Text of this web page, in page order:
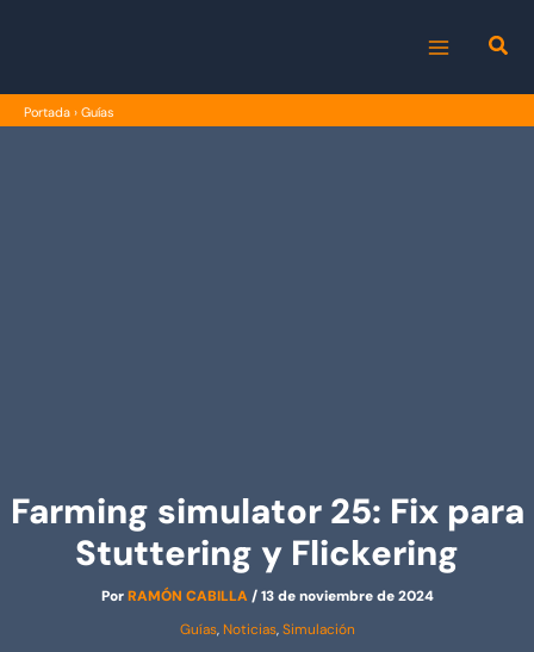
MENU
Portada › Guías
Farming simulator 25: Fix para
Stuttering y Flickering
PorRAMÓN CABILLA/13 de noviembre de 2024
Guías, Noticias,Simulación